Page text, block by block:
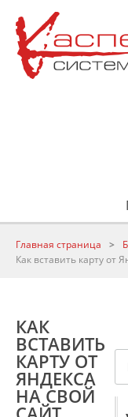
Главная страница >
Как вставить карту от
КАК
ВСТАВИТЬ
КАРТУ ОТ
ЯНДЕКСА
НА СВОЙ